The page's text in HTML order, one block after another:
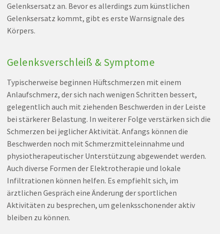
Gelenksersatz an. Bevor es allerdings zum künstlichen
Gelenksersatz kommt, gibt es erste Warnsignale des
Körpers.
Gelenksverschleiß & Symptome
Typischerweise beginnen Hüftschmerzen mit einem
Anlaufschmerz, der sich nach wenigen Schritten bessert,
gelegentlich auch mit ziehenden Beschwerden in der Leiste
bei stärkerer Belastung. In weiterer Folge verstärken sich die
Schmerzen bei jeglicher Aktivität. Anfangs können die
Beschwerden noch mit Schmerzmitteleinnahme und
physiotherapeutischer Unterstützung abgewendet werden.
Auch diverse Formen der Elektrotherapie und lokale
Infiltrationen können helfen. Es empfiehlt sich, im
ärztlichen Gespräch eine Änderung der sportlichen
Aktivitäten zu besprechen, um gelenksschonender aktiv
bleiben zu können.